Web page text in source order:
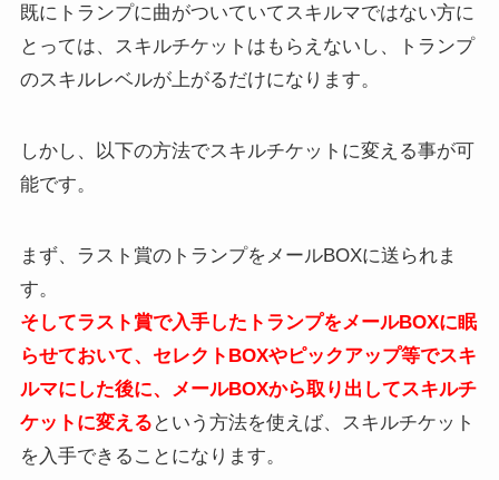
既にトランプに曲がついていてスキルマではない方に
とっては、スキルチケットはもらえないし、トランプ
のスキルレベルが上がるだけになります。
しかし、以下の方法でスキルチケットに変える事が可
能です。
まず、ラスト賞のトランプをメールBOXに送られま
す。
そしてラスト賞で入手したトランプをメールBOXに眠
らせておいて、セレクトBOXやピックアップ等でスキ
ルマにした後に、メールBOXから取り出してスキルチ
ケットに変える という方法を使えば、スキルチケット
を入手できることになります。